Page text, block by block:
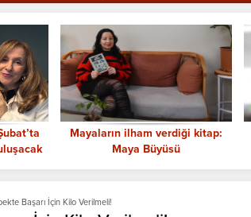
kitap:
Deniz Selen Kılıçözgürler En
Güçlü Kadın CEO’lar arasında
Başarı İçin Kilo Verilmeli!